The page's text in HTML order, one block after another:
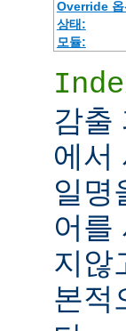
Override 옵
상태:
모듈:
감출
에서
일명
어를
지않
본적